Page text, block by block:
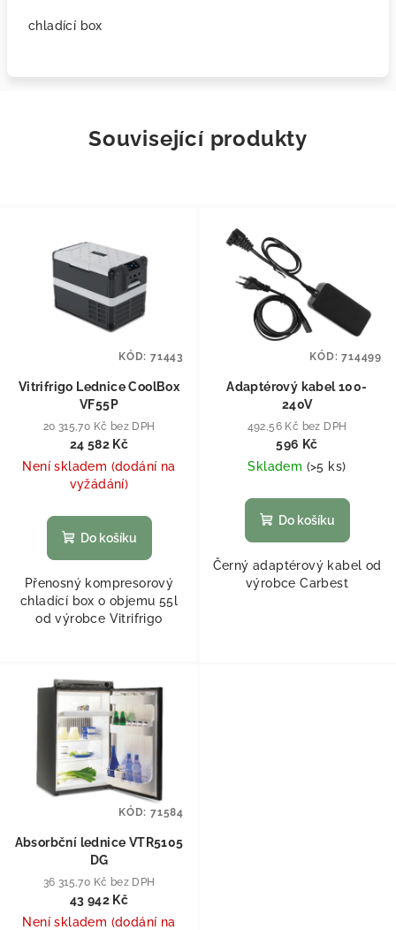
chladící box
Související produkty
Vitrifrigo Lednice CoolBox
VF55P
20 315,70 Kč bez DPH
24 582 Kč
Není skladem (dodání na
vyžádání)
Do košíku
Přenosný kompresorový
chladící box o objemu 55l
od výrobce Vitrifrigo
KÓD: 71443
Adaptérový kabel 100-
240V
492,56 Kč bez DPH
596 Kč
Skladem (>5 ks)
Do košíku
Černý adaptérový kabel od
výrobce Carbest
KÓD:714499
Absorbční lednice VTR5105
DG
36 315,70 Kč bez DPH
43 942 Kč
Není skladem (dodání na
KÓD: 71584